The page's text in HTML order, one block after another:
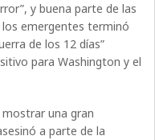
y buena parte de las
emergentes terminó
de los 12 días”
para Washington y el
una gran
a parte de la